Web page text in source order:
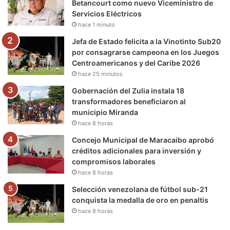
k
a
m
Betancourt como nuevo Viceministro de
Servicios Eléctricos
hace 1 minuto
Jefa de Estado felicita a la Vinotinto Sub20
por consagrarse campeona en los Juegos
Centroamericanos y del Caribe 2026
hace 25 minutos
Gobernación del Zulia instala 18
transformadores beneficiaron al
municipio Miranda
hace 8 horas
Concejo Municipal de Maracaibo aprobó
créditos adicionales para inversión y
compromisos laborales
hace 8 horas
Selección venezolana de fútbol sub-21
conquista la medalla de oro en penaltis
hace 8 horas